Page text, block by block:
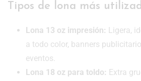
Tipos de lona más
Lona 13 oz impresión: Ligera,
a todo color, banners
eventos.
Lona 18 oz para toldo: Extra